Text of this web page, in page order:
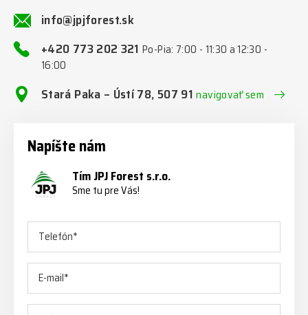
info@jpjforest.sk
+420 773 202 321Po-Pia: 7:00 - 11:30 a 12:30 -
16:00
Stará Paka – Ústí 78, 507 91navigovať sem
Napíšte nám
Tím JPJ Forest s.r.o.
Sme tu pre Vás!